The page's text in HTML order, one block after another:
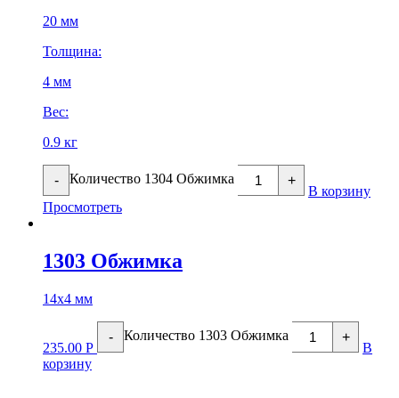
20 мм
Толщина:
4 мм
Вес:
0.9 кг
- Количество 1304 Обжимка +
В корзину
Просмотреть
1303 Обжимка
14х4 мм
235.00 Р
- Количество 1303 Обжимка +
В
корзину